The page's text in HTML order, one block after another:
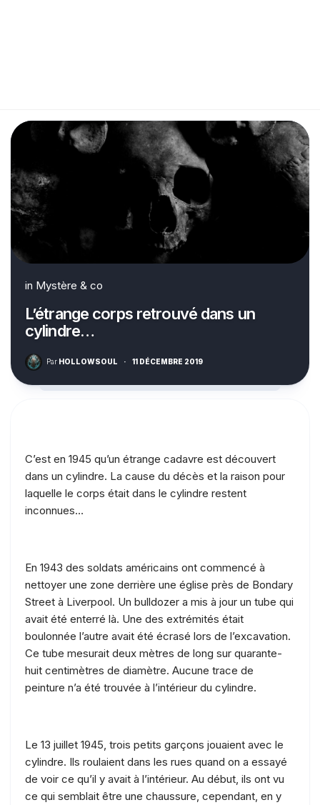
in Mystère & co
L’étrange corps retrouvé dans un
cylindre…
Par HOLLOWSOUL · 11 DÉCEMBRE 2019
C’est en 1945 qu’un étrange cadavre est découvert
dans un cylindre. La cause du décès et la raison pour
laquelle le corps était dans le cylindre restent
inconnues…
En 1943 des soldats américains ont commencé à
nettoyer une zone derrière une église près de Bondary
Street à Liverpool. Un bulldozer a mis à jour un tube qui
avait été enterré là. Une des extrémités était
boulonnée l’autre avait été écrasé lors de l’excavation.
Ce tube mesurait deux mètres de long sur quarante-
huit centimètres de diamètre. Aucune trace de
peinture n’a été trouvée à l’intérieur du cylindre.
Le 13 juillet 1945, trois petits garçons jouaient avec le
cylindre. Ils roulaient dans les rues quand on a essayé
de voir ce qu’il y avait à l’intérieur. Au début, ils ont vu
ce qui semblait être une chaussure, cependant, en y